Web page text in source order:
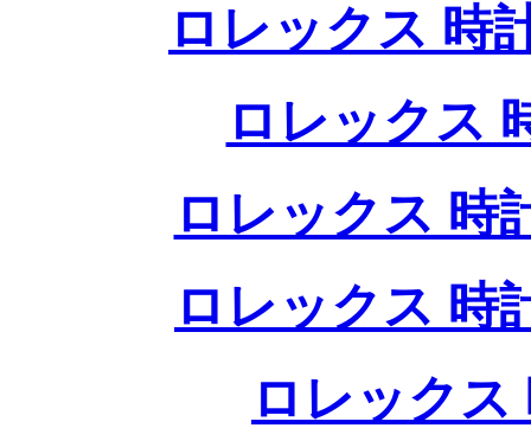
ロレックス 時
ロレックス
ロレックス 時
ロレックス 時
ロレックス